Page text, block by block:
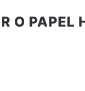
O PAPEL